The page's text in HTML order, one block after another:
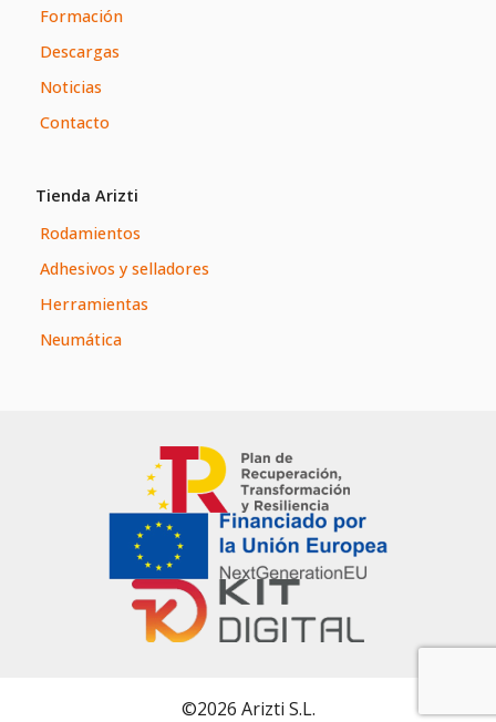
Formación
Descargas
Noticias
Contacto
Tienda Arizti
Rodamientos
Adhesivos y selladores
Herramientas
Neumática
©2026 Arizti S.L.